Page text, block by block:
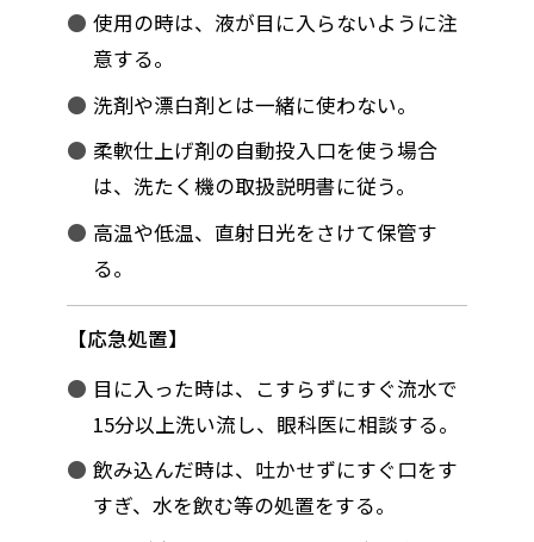
使用の時は、液が目に入らないように注
意する。
洗剤や漂白剤とは一緒に使わない。
柔軟仕上げ剤の自動投入口を使う場合
は、洗たく機の取扱説明書に従う。
高温や低温、直射日光をさけて保管す
る。
応急処置
目に入った時は、こすらずにすぐ流水で
15分以上洗い流し、眼科医に相談する。
飲み込んだ時は、吐かせずにすぐ口をす
すぎ、水を飲む等の処置をする。